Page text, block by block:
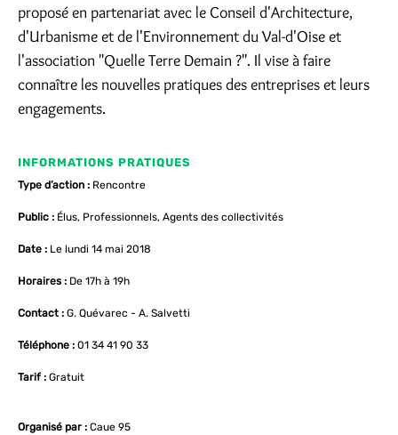
proposé en partenariat avec le Conseil d'Architecture,
d'Urbanisme et de l'Environnement du Val-d'Oise et
l'association "Quelle Terre Demain ?". Il vise à faire
connaître les nouvelles pratiques des entreprises et leurs
engagements.
INFORMATIONS PRATIQUES
Type d’action : Rencontre
Public : Élus, Professionnels, Agents des collectivités
Date : Le lundi 14 mai 2018
Horaires : De 17h à 19h
Contact : G. Quévarec - A. Salvetti
Téléphone : 01 34 41 90 33
Tarif : Gratuit
Organisé par : Caue 95